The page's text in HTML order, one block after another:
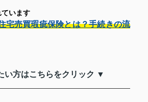
います
宅売買瑕疵保険とは？手続きの流
い方はこちらをクリック ▼